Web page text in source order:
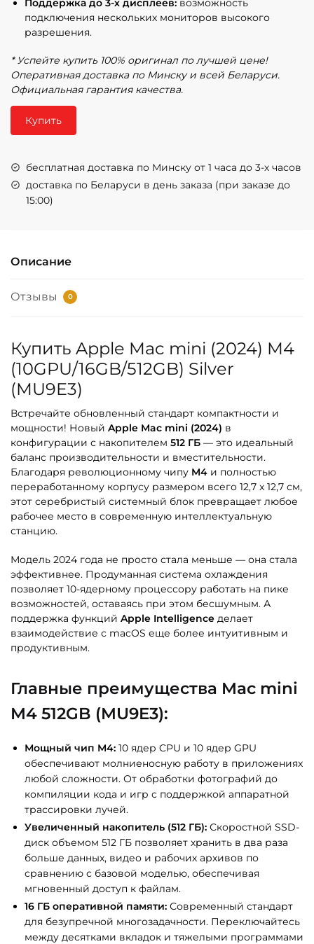
подключения нескольких мониторов высокого
разрешения.
* Успейте купить 100% оригинал по лучшей цене!
Оперативная доставка по Минску и всей Беларуси.
Официальная гарантия качества.
Купить
бесплатная доставка по Минску от 1 часа до 3-х часов
доставка по Беларуси в день заказа (при заказе до
15:00)
Описание
Отзывы 0
Купить Apple Mac mini (2024) M4
(10GPU/16GB/512GB) Silver
(MU9E3)
Встречайте обновленный стандарт компактности и
мощности! Новый Apple Mac mini (2024) в
конфигурации с накопителем 512 ГБ — это идеальный
баланс производительности и вместительности.
Благодаря революционному чипу M4 и полностью
переработанному корпусу размером всего 12,7 x 12,7 см,
этот серебристый системный блок превращает любое
рабочее место в современную интеллектуальную
станцию.
Модель 2024 года не просто стала меньше — она стала
эффективнее. Продуманная система охлаждения
позволяет 10-ядерному процессору работать на пике
возможностей, оставаясь при этом бесшумным. А
поддержка функций Apple Intelligence делает
взаимодействие с macOS еще более интуитивным и
продуктивным.
Главные преимущества Mac mini
M4 512GB (MU9E3):
Мощный чип M4: 10 ядер CPU и 10 ядер GPU
обеспечивают молниеносную работу в приложениях
любой сложности. От обработки фотографий до
компиляции кода и игр с поддержкой аппаратной
трассировки лучей.
Увеличенный накопитель (512 ГБ): Скоростной SSD-
диск объемом 512 ГБ позволяет хранить в два раза
больше данных, видео и рабочих архивов по
сравнению с базовой моделью, обеспечивая
мгновенный доступ к файлам.
16 ГБ оперативной памяти: Современный стандарт
для безупречной многозадачности. Переключайтесь
между десятками вкладок и тяжелыми программами